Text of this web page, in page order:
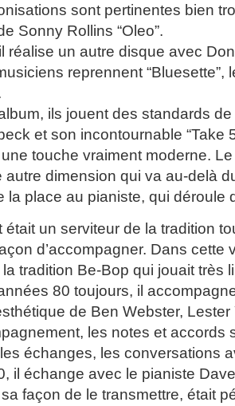
sont pertinentes bien
Sonny Rollins “Oleo”.
réalise un autre disque avec
reprennent
ils jouent des standards
et son incontournable “Take
touche vraiment moderne.
autre dimension qui va au-delà
la place au pianiste, qui
était un serviteur de la tradition
d’accompagner. Dans
tradition Be-Bop qui jouait très
80 toujours, il
de Ben Webster,
les notes et accords
échanges, les conversations
il échange avec le pianiste
façon de le transmettre, était